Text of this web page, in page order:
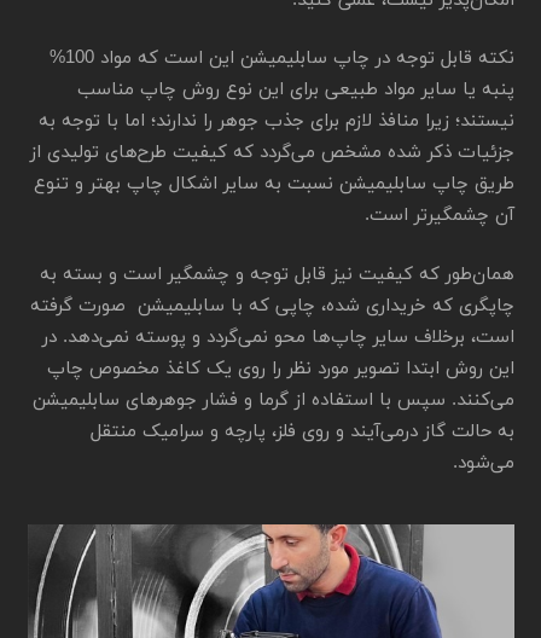
نکته قابل توجه در چاپ سابلیمیشن این است که مواد 100%
پنبه یا سایر مواد طبیعی برای این نوع روش چاپ مناسب
نیستند؛ زیرا منافذ لازم برای جذب جوهر را ندارند؛ اما با توجه به
جزئیات ذکر شده مشخص می‌گردد که کیفیت طرح‌های تولیدی از
طریق چاپ سابلیمیشن نسبت به سایر اشکال چاپ بهتر و تنوع
آن چشمگیرتر است.
همان‌طور که کیفیت نیز قابل توجه و چشمگیر است و بسته به
چاپگری که خریداری شده، چاپی که با سابلیمیشن صورت گرفته
است، برخلاف سایر چاپ‌ها محو نمی‌گردد و پوسته نمی‌دهد. در
این روش ابتدا تصویر مورد نظر را روی یک کاغذ مخصوص چاپ
می‌کنند. سپس با استفاده از گرما و فشار جوهرهای سابلیمیشن
به حالت گاز درمی‌آیند و روی فلز، پارچه و سرامیک منتقل
می‌شود.